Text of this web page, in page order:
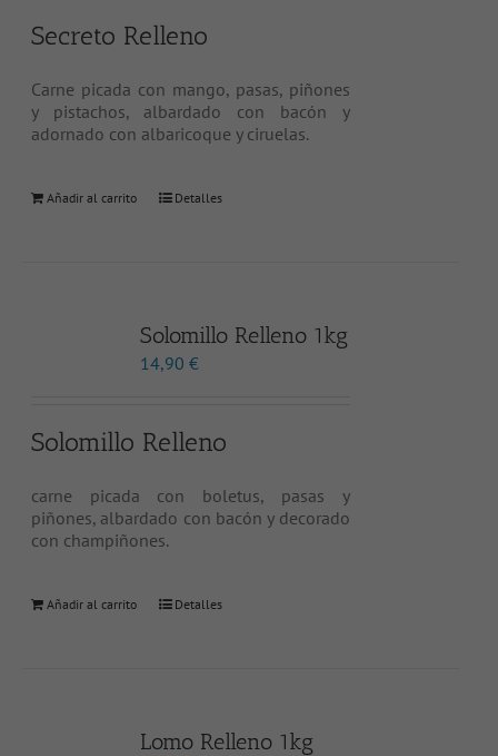
Secreto Relleno
Carne picada con mango, pasas, piñones
y pistachos, albardado con bacón y
adornado con albaricoque y ciruelas.
Añadir al carrito Detalles
Solomillo Relleno 1kg
14,90€
Solomillo Relleno
carne picada con boletus, pasas y
piñones, albardado con bacón y decorado
con champiñones.
Añadir al carrito Detalles
Lomo Relleno 1kg